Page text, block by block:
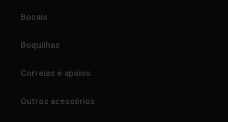
Bocais
Boquilhas
Correias e apoios
Outros acessórios